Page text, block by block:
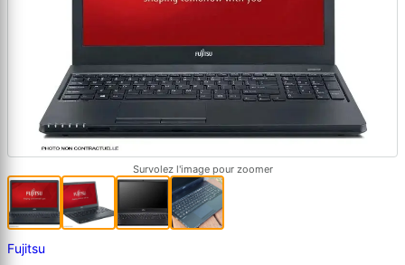
Survolez l'image pour zoomer
Fujitsu